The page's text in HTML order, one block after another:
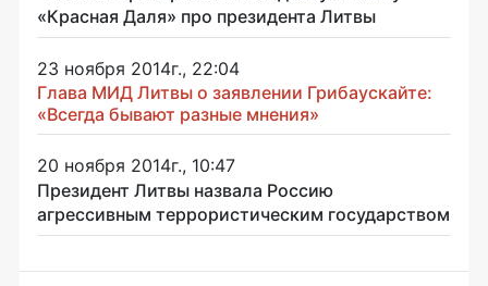
«Красная Даля» про президента Литвы
23 ноября 2014г., 22:04
Глава МИД Литвы о заявлении Грибаускайте:
«Всегда бывают разные мнения»
20 ноября 2014г., 10:47
Президент Литвы назвала Россию
агрессивным террористическим государством